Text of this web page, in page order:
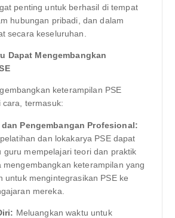
penting untuk berhasil di tempat
hubungan pribadi, dan dalam
secara keseluruhan.
Dapat Mengembangkan
keterampilan PSE
cara, termasuk:
dan Pengembangan Profesional:
dan lokakarya PSE dapat
guru mempelajari teori dan praktik
mengembangkan keterampilan yang
untuk mengintegrasikan PSE ke
mereka.
Meluangkan waktu untuk